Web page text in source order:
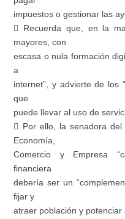
impuestos o gestionar las
 Recuerda que, en la
mayores, con
escasa o nula formación
a
internet”, y advierte de los
que
puede llevar al uso de
 Por ello, la senadora
Economía,
Comercio y Empresa
financiera
debería ser un
fijar y
atraer población y potenciar